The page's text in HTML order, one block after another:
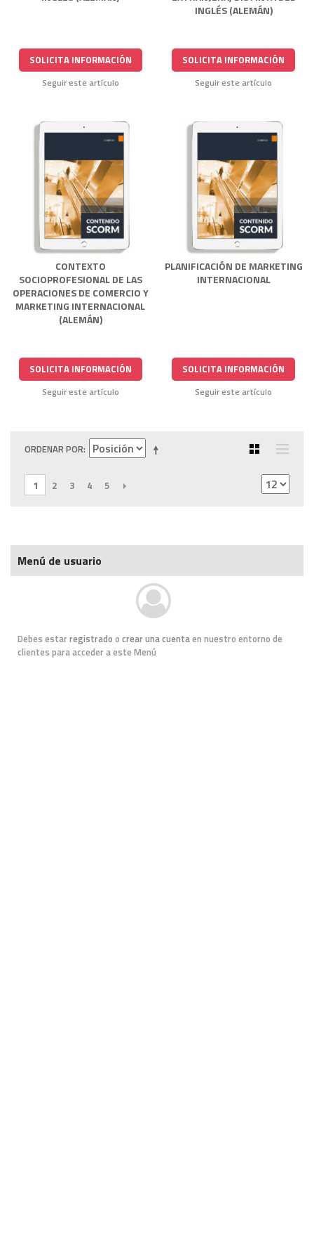
SOLICITA INFORMACIÓN
Seguir este artículo
INGLÉS (ALEMÁN)
SOLICITA INFORMACIÓN
Seguir este artículo
CONTEXTO
SOCIOPROFESIONAL DE LAS
OPERACIONES DE COMERCIO Y
MARKETING INTERNACIONAL
(ALEMÁN)
SOLICITA INFORMACIÓN
Seguir este artículo
PLANIFICACIÓN DE MARKETING
INTERNACIONAL
SOLICITA INFORMACIÓN
Seguir este artículo
ORDENAR POR
1 2 3 4 5 SIGUIENTE
Menú de usuario
Debes estar registrado o crear una cuentaen nuestro entorno de
clientes para acceder a este Menú